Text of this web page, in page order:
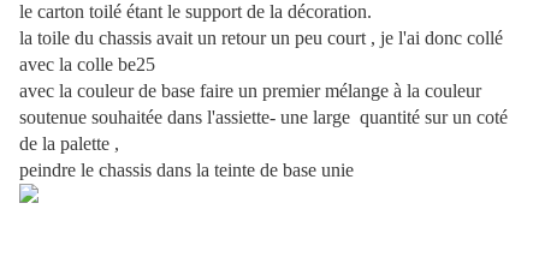
le carton toilé étant le support de la décoration.
la toile du chassis avait un retour un peu court , je l'ai donc collé
avec la colle be25
avec la couleur de base faire un premier mélange à la couleur
soutenue souhaitée dans l'assiette- une large quantité sur un coté
de la palette ,
peindre le chassis dans la teinte de base unie